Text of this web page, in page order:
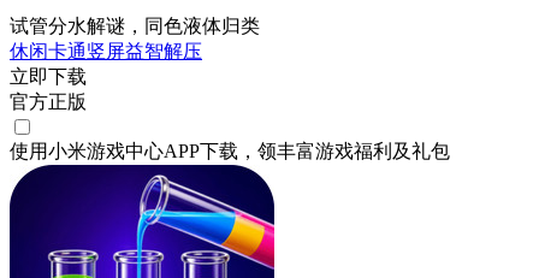
试管分水解谜，同色液体归类
休闲卡通竖屏益智解压
立即下载
官方正版
使用小米游戏中心APP下载 ，领丰富游戏福利 及礼包